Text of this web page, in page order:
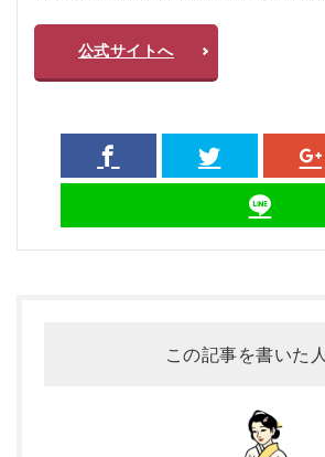
公式サイトへ
この記事を書いた人